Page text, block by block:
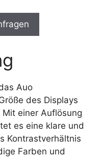
Auo
des Displays
einer Auflösung
es eine klare und
Kontrastverhältnis
Farben und